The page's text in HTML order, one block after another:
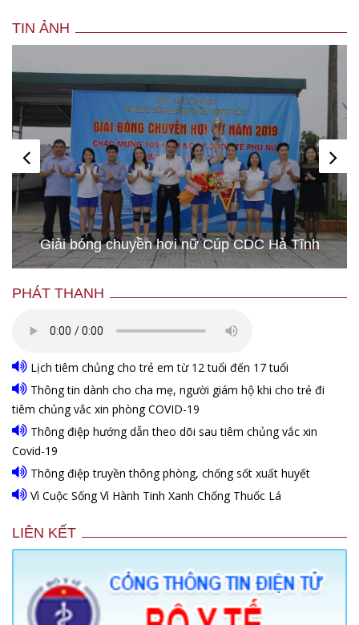
TIN ẢNH
Giải bóng chuyền hơi nữ Cúp CDC Hà Tĩnh
PHÁT THANH
Lịch tiêm chủng cho trẻ em từ 12 tuổi đến 17 tuổi
Thông tin dành cho cha mẹ, người giám hộ khi cho trẻ đi
tiêm chủng vắc xin phòng COVID-19
Thông điệp hướng dẫn theo dõi sau tiêm chủng vắc xin
Covid-19
Thông điệp truyền thông phòng, chống sốt xuất huyết
Vì Cuộc Sống Vì Hành Tinh Xanh Chống Thuốc Lá
LIÊN KẾT